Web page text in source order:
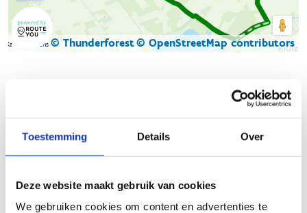
Toestemming Details Over
Deze website maakt gebruik van cookies
We gebruiken cookies om content en advertenties te
Kaartgegevens © Thunderforest© OpenStreetMap contributors
Beschrijving van de route
De ruiter- en menroute ‘Heidebos’
start aan manege
Heidebos en loopt via de Lembeekse bossen richting Evergems
Er is eeng roene lusvan 16,5 km (17,2 km voor menners).
Deze route loopt deels over Evergem (Ertvelde)